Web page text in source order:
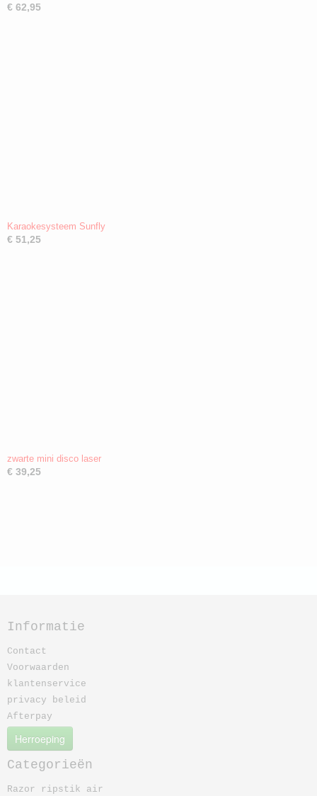
€ 62,95
Karaokesysteem Sunfly
€ 51,25
zwarte mini disco laser
€ 39,25
Informatie
Contact
Voorwaarden
klantenservice
privacy beleid
Afterpay
Herroeping
Categorieën
Razor ripstik air